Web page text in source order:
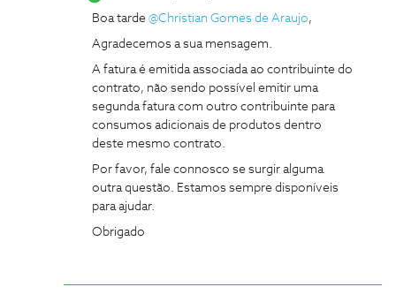
Boa tarde @Christian Gomes de Araujo,
Agradecemos a sua mensagem.
A fatura é emitida associada ao contribuinte do
contrato, não sendo possível emitir uma
segunda fatura com outro contribuinte para
consumos adicionais de produtos dentro
deste mesmo contrato.
Por favor, fale connosco se surgir alguma
outra questão. Estamos sempre disponíveis
para ajudar.
Obrigado